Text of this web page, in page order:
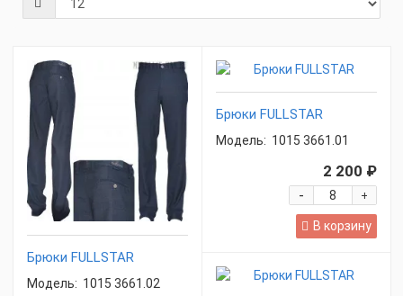
Брюки FULLSTAR
Модель: 1015 3661.02
Брюки FULLSTAR
Модель: 1015 3661.01
2 200 ₽
+
-
В корзину